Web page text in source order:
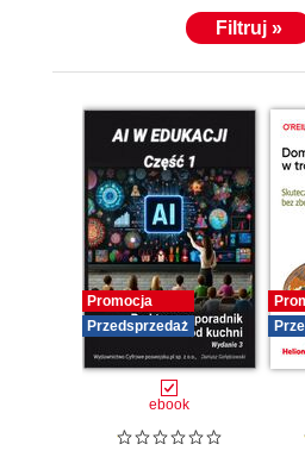
z promocji musisz jako formę
płatność elektroniczną lub kartą.
Filtruj »
Promocja
Przedsprzedaż
ebook